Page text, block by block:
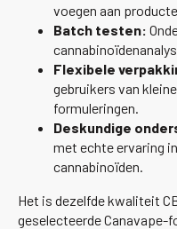
voegen aan
Batch testen:
Flexibele
gebruikers van
formuleringen.
Deskundige
met echte ervaring
cannabinoïden.
Het is dezelfde kwaliteit
geselecteerde Canavape-